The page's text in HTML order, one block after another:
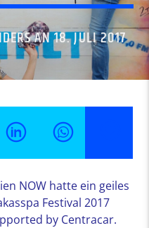
AN 18. JULI 2017
NOW hatte ein geiles
Festival 2017
by Centracar.